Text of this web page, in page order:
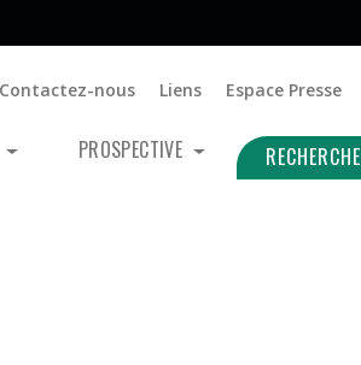
Contactez-nous Liens Espace Presse
PROSPECTIVE RECHERCHE